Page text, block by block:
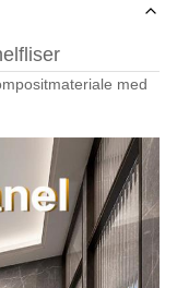
med